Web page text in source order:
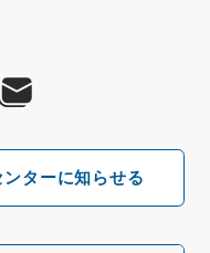
ターに知らせる